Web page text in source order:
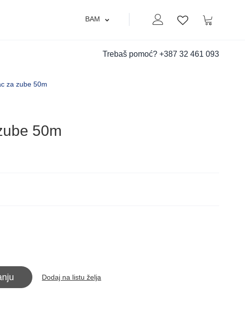
Moj nalogLista zelja
Korpa
BAM
Trebaš pomoć? +387 32 461 093
za zube 50m
50m
Dodaj na listu želja